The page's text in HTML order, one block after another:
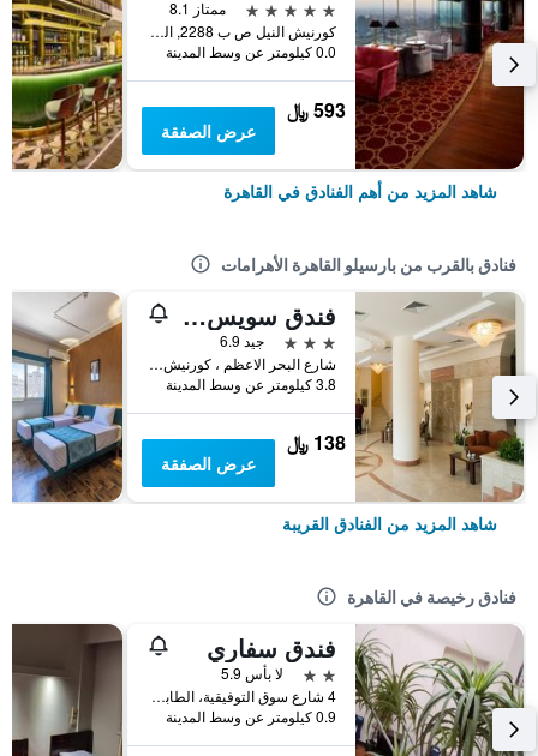
5 نجوم
ممتاز 8.1
كورنيش النيل ص ب 2288, القاهرة, مصر
0.0 كيلومتر عن وسط المدينة
593 ﷼
عرض الصفقة
شاهد المزيد من أهم الفنادق في القاهرة
فنادق بالقرب من بارسيلو القاهرة الأهرامات
فندق سويس إن النيل
3 نجوم
جيد 6.9
شارع البحر الاعظم ، كورنيش النيل, القاهرة, مصر
3.8 كيلومتر عن وسط المدينة
138 ﷼
عرض الصفقة
شاهد المزيد من الفنادق القريبة
فنادق رخيصة في القاهرة
فندق سفاري
2 نجمتين
لا بأس 5.9
4 شارع سوق التوفيقية، الطابق 5، وسط البلد, القاهرة, مصر
0.9 كيلومتر عن وسط المدينة